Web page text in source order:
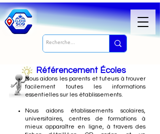
Référencement Écoles
Nousaidons les parents et tuteurs à trouver
facilement toutes les informations
essentielles sur les établissements.
Nous aidons établissements scolaires,
universitaires, centres de formations à
mieux apparaître en ligne, à travers des